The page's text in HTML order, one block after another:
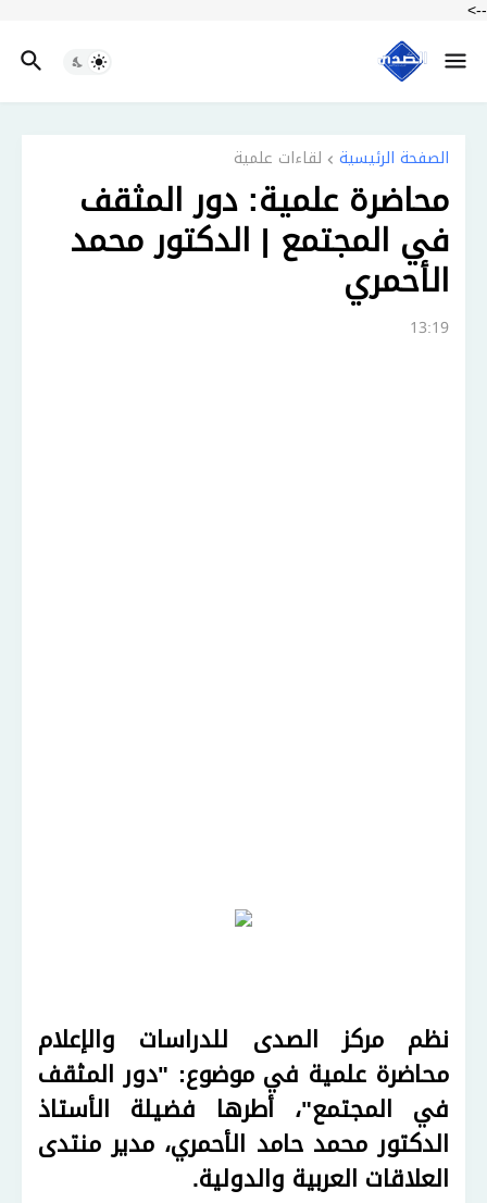
-->
الصفحة الرئيسية لقاءات علمية
محاضرة علمية: دور المثقف
في المجتمع | الدكتور محمد
الأحمري
13:19
نظم مركز الصدى للدراسات والإعلام
محاضرة علمية في موضوع: "دور المثقف
في المجتمع"، أطرها فضيلة الأستاذ
الدكتور محمد حامد الأحمري، مدير منتدى
العلاقات العربية والدولية.